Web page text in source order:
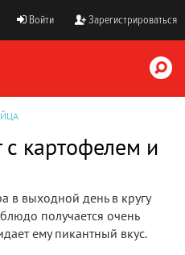
Войти Зарегистрироваться
картофелем и
в выходной день в кругу
получается очень
ему пикантный вкус.